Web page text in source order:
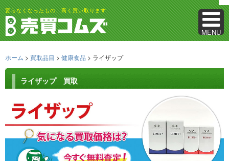
MENU
要らなくなったもの、高く買い取ります
ホーム > 買取品目 > 健康食品 > ライザップ
ライザップ 買取